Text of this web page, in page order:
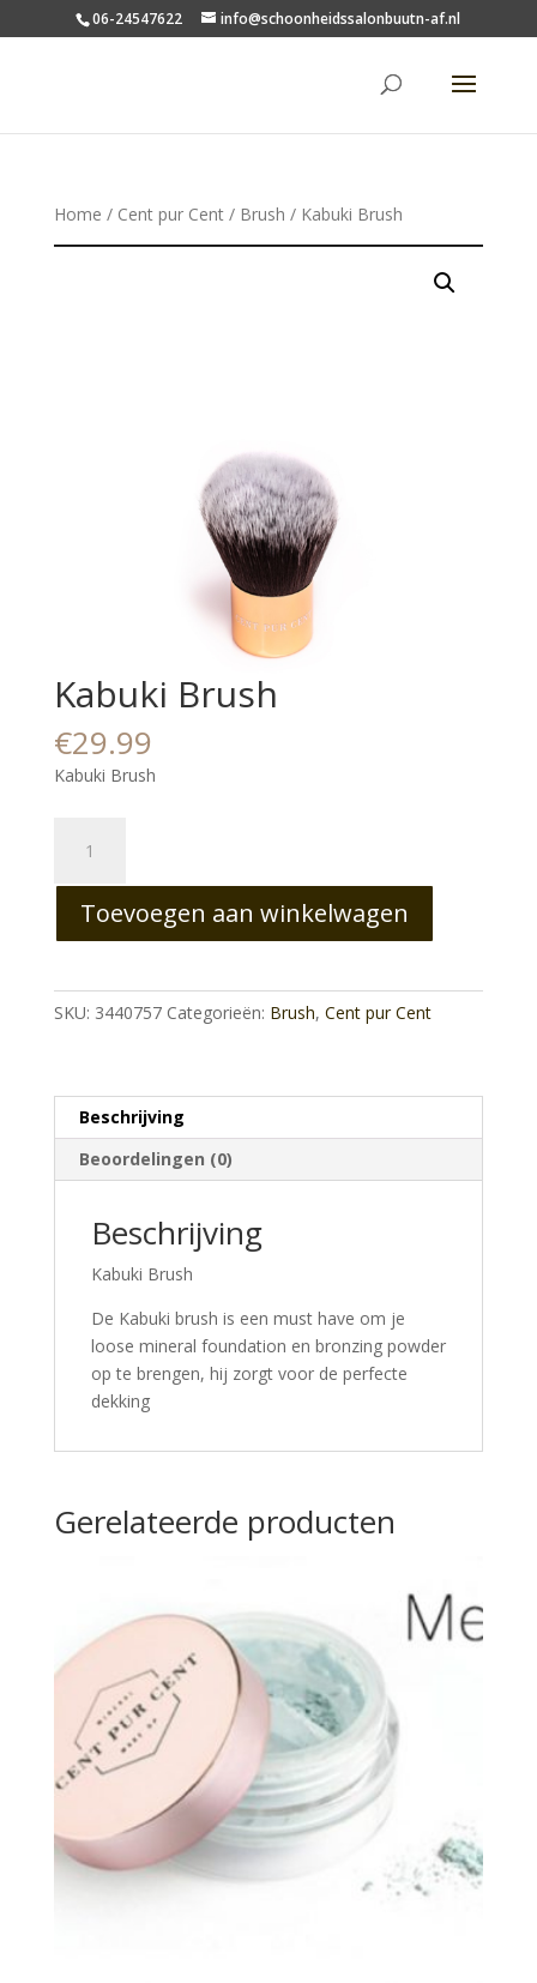
06-24547622 info@schoonheidssalonbuutn-af.nl
Home / Cent pur Cent/ Brush / Kabuki Brush
Kabuki Brush
€29.99
Kabuki Brush
Brush
aantal
Toevoegen aan winkelwagen
SKU: 3440757 Categorieën: Brush, Cent pur Cent
Beschrijving
Beoordelingen (0)
Beschrijving
Kabuki Brush
De Kabuki brush is een must have om je
loose mineral foundation en bronzing powder
op te brengen, hij zorgt voor de perfecte
dekking
Gerelateerde producten